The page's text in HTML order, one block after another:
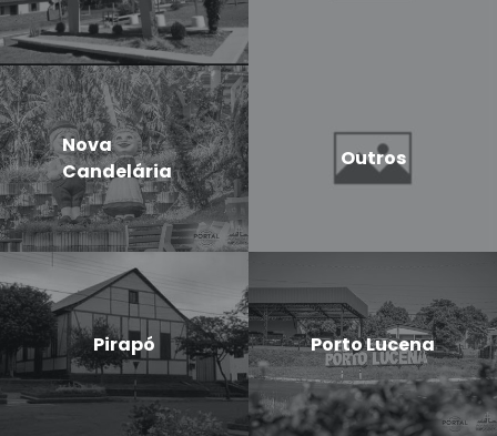
Nova
Candelária
Outros
Pirapó Porto Lucena